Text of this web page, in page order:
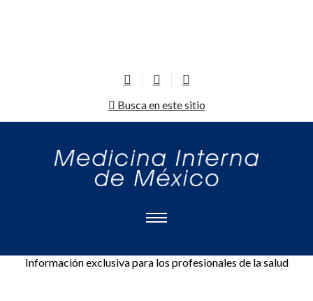
Busca en este sitio
Información exclusiva para los profesionales de la salud